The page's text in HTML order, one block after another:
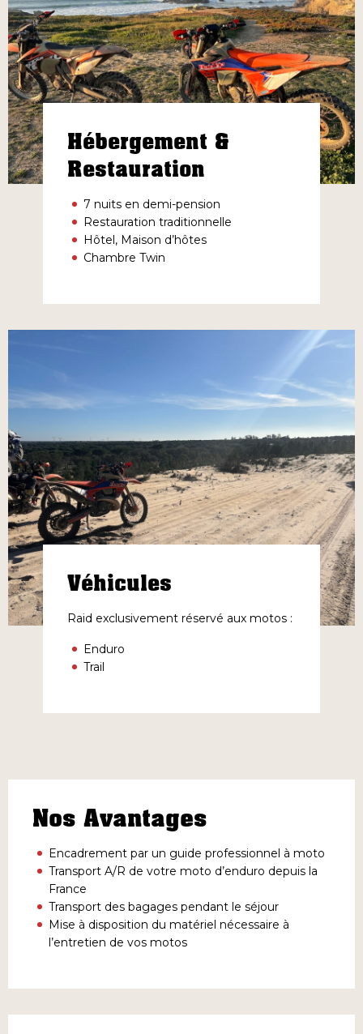
Hébergement &
Restauration
7 nuits en demi-pension
Restauration traditionnelle
Hôtel, Maison d’hôtes
Chambre Twin
Véhicules
Raid exclusivement réservé aux motos :
Enduro
Trail
Nos Avantages
Encadrement par un guide professionnel à moto
Transport A/R de votre moto d’enduro depuis la
France
Transport des bagages pendant le séjour
Mise à disposition du matériel nécessaire à
l’entretien de vos motos